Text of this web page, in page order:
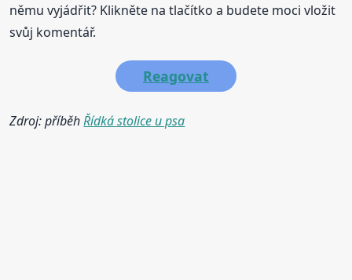
němu vyjádřit? Klikněte na tlačítko a budete moci vložit
svůj komentář.
Reagovat
Zdroj: příběhŘídká stolice u psa